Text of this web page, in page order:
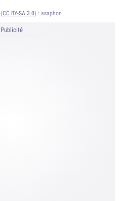
(CC BY-SA 3.0) : asaphon
Publicité